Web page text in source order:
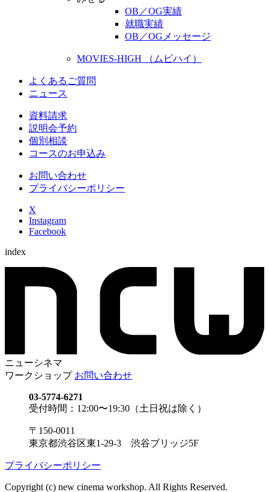
OB／OG実績
就職実績
OB／OGメッセージ
MOVIES-HIGH （ムビハイ）
よくあるご質問
ニュース
資料請求
説明会予約
個別相談
コースのお申込み
お問い合わせ
プライバシーポリシー
X
Instagram
Facebook
index
ニューシネマ
ワークショップ お問い合わせ
03-5774-6271
受付時間：12:00〜19:30（土日祝は除く）
〒150-0011
東京都渋谷区東1-29-3 渋谷ブリッジ5F
プライバシーポリシー
Copyright (c) new cinema workshop. All Rights Reserved.